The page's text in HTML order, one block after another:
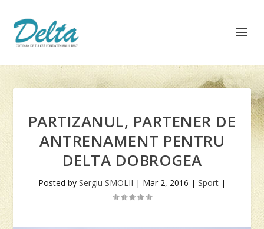
PARTIZANUL, PARTENER DE
ANTRENAMENT PENTRU
DELTA DOBROGEA
Posted by Sergiu SMOLII | Mar 2, 2016 | Sport |